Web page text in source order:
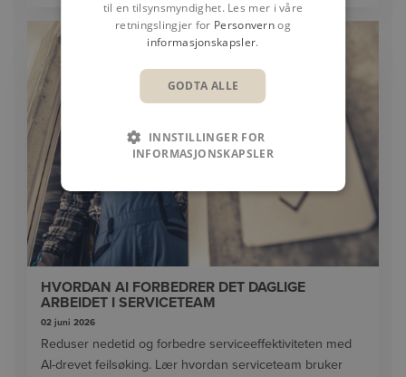
HVORDAN AI FORBEDRER DET DAGLIGE
ARBEIDET I SERVICETEAM
02 juni 2026
Reduser nedetid og forbedre serviceeffektiviteten med
AI-drevet feilsøking. Lær hvordan serviceteam bruker
til en tilsynsmyndighet. Les mer i våre
retningslingjer for Personvernog
informasjonskapsler.
GODTA ALLE
INNSTILLINGER FOR
INFORMASJONSKAPSLER